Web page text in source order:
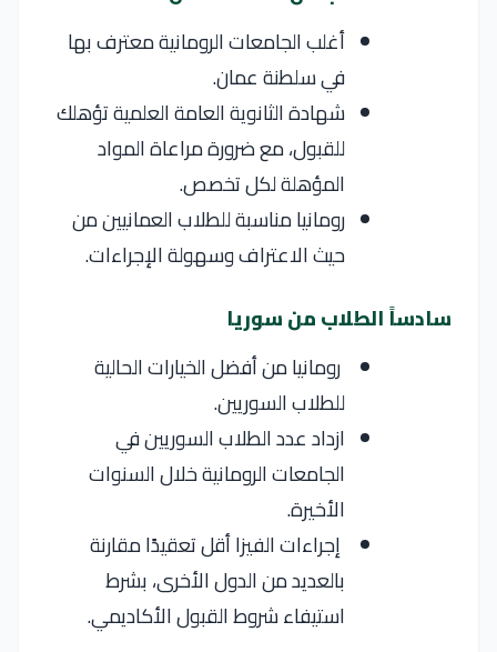
أغلب الجامعات الرومانية معترف بها
في سلطنة عمان.
شهادة الثانوية العامة العلمية تؤهلك
للقبول، مع ضرورة مراعاة المواد
المؤهلة لكل تخصص.
رومانيا مناسبة للطلاب العمانيين من
حيث الاعتراف وسهولة الإجراءات.
سادساً الطلاب من سوريا
رومانيا من أفضل الخيارات الحالية
للطلاب السوريين.
ازداد عدد الطلاب السوريين في
الجامعات الرومانية خلال السنوات
الأخيرة.
إجراءات الفيزا أقل تعقيدًا مقارنة
بالعديد من الدول الأخرى، بشرط
استيفاء شروط القبول الأكاديمي.